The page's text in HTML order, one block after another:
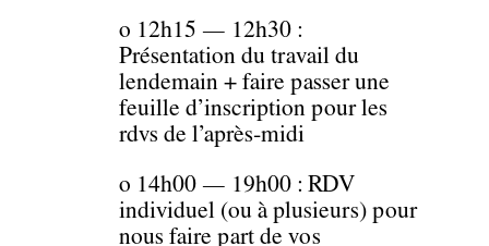
o 12h15 — 12h30 :
Présentation du travail du
lendemain + faire passer une
feuille d’inscription pour les
rdvs de l’après-midi
o 14h00 — 19h00 : RDV
individuel (ou à plusieurs) pour
nous faire part de vos